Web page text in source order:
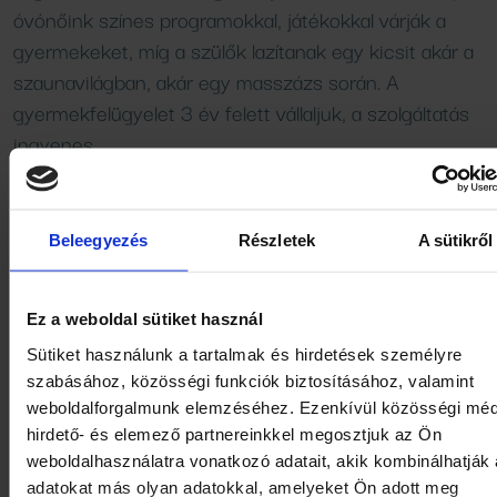
Beleegyezés Részletek A sütikről
Ez a weboldal sütiket használ
Sütiket használunk a tartalmak és hirdetések személyre
szabásához, közösségi funkciók biztosításához, valamint
weboldalforgalmunk elemzéséhez. Ezenkívül közösségi
hirdető- és elemező partnereinkkel megosztjuk az Ön
weboldalhasználatra vonatkozó adatait, akik kombinálhatják
adatokat más olyan adatokkal, amelyeket Ön adott meg
óvónőink színes programokkal, játékokkal várják a
gyermekeket, míg a szülők lazítanak egy kicsit akár a
szaunavilágban, akár egy masszázs során. A
gyermekfelügyelet 3 év felett vállaljuk, a szolgáltatás
ingyenes.
320 m2újult meg és egy rejtelmes dzsungelvilág jött
valamint új élményelemekkel is bővült a medence:
vízesés barlang
gorilla barlang